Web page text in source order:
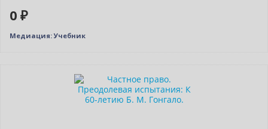
0 ₽
Медиация: Учебник